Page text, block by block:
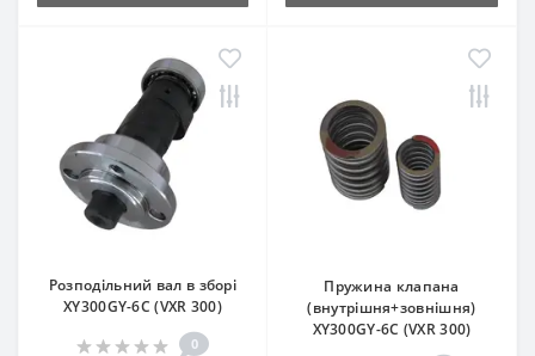
Розподільний вал в зборі
XY300GY-6C (VXR 300)
0
Пружина клапана
(внутрішня+зовнішня)
XY300GY-6C (VXR 300)